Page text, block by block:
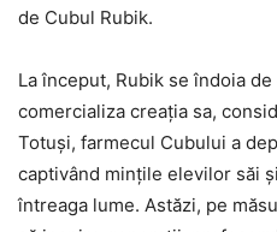
de Cubul Rubik.
La început, Rubik se îndoia
comercializa creația sa,
Totuși, farmecul Cubului a
captivând mințile elevilor săi
întreaga lume. Astăzi, pe